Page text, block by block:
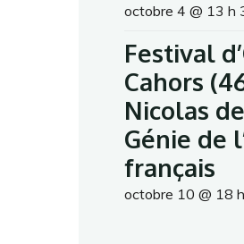
octobre 4 @ 13 h
Festival
Cahors
Nicolas
Génie de
français
octobre 10 @ 18